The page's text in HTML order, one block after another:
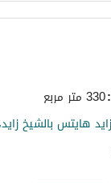
:330 متر مربع